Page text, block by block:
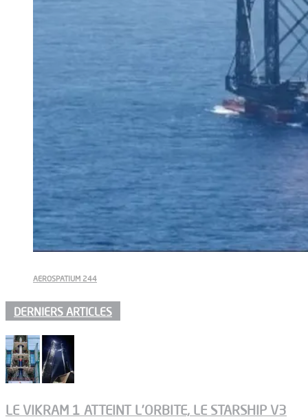
AEROSPATIUM 244
DERNIERS ARTICLES
LE VIKRAM 1 ATTEINT L’ORBITE, LE STARSHIP V3